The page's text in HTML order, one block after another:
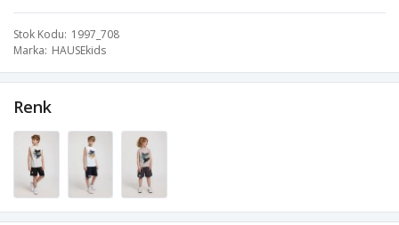
Stok Kodu 1997_708
Marka HAUSEkids
Renk